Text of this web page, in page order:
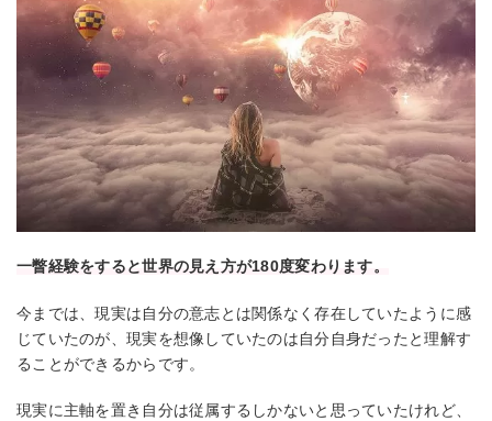
一瞥経験をすると世界の見え方が180度変わります。
今までは、現実は自分の意志とは関係なく存在していたように感
じていたのが、現実を想像していたのは自分自身だったと理解す
ることができるからです。
現実に主軸を置き自分は従属するしかないと思っていたけれど、